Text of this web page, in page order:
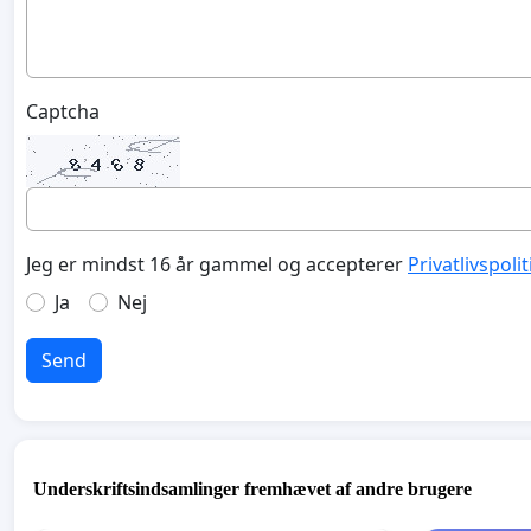
Captcha
Jeg er mindst 16 år gammel og accepterer
Ja
Nej
Send
Underskriftsindsamlinger fremhævet af andre brugere